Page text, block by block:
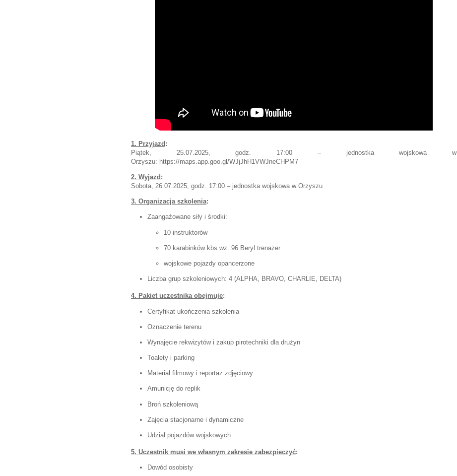
1. Przyjazd :
Piątek, 25.07.2025, godz. 17:00 – jednostka wojskowa w
Orzyszu: https://maps.app.goo.gl/WJjJhH1VWJneCHPM7
2. Wyjazd :
Sobota, 26.07.2025, godz. 17:00 – jednostka wojskowa w Orzyszu
3. Organizacja szkolenia:
Zaangażowane siły i środki:
10 instruktorów
70 karabinków kbs wz. 96 Beryl trenażer
wojskowe pojazdy opancerzone
Liczba grup szkoleniowych: 4 (ALPHA, BRAVO, CHARLIE, DELTA)
4. Pakiet uczestnika obejmuje:
Certyfikat ukończenia szkolenia
Oznaczenie terenu
Wynajęcie rekwizytów i zakup pirotechniki dla drużyn
Toalety i parking
Materiał filmowy i reportaż zdjęciowy
Amunicję do replik
Broń szkoleniową
Zajęcia stacjonarne i dynamiczne
Udział pojazdów wojskowych
5. Uczestnik musi we własnym zakresie zabezpieczyć:
Dowód osobisty